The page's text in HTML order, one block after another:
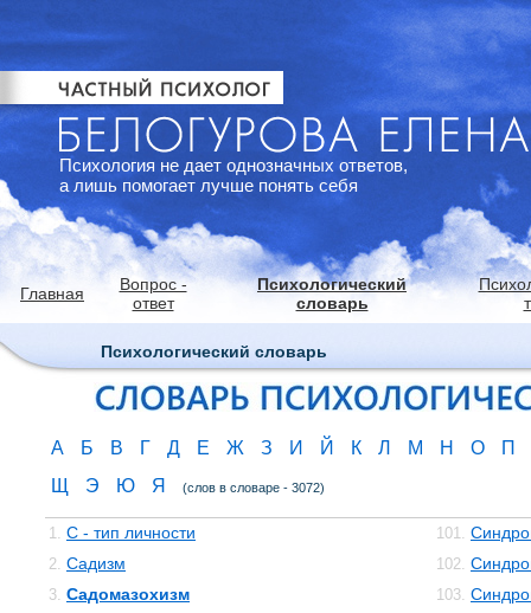
Психология не дает однозначных ответов,
а лишь помогает лучше понять себя
Главная
Вопрос -
ответ
Психологический
словарь
Психологический словарь
А Б В Г Д Е Ж З И Й К Л М Н О
П
Щ
Э Ю Я (слов в словаре - 3072)
1. С - тип личности
2. Садизм
3. Садомазохизм
101.
102.
103.